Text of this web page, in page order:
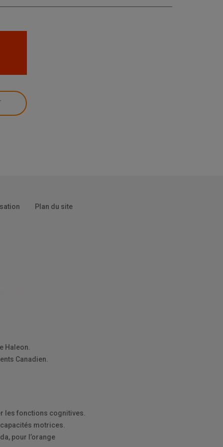
Plan du site
Haleon.
Canadien.
les fonctions cognitives.
motrices.
pour l’orange